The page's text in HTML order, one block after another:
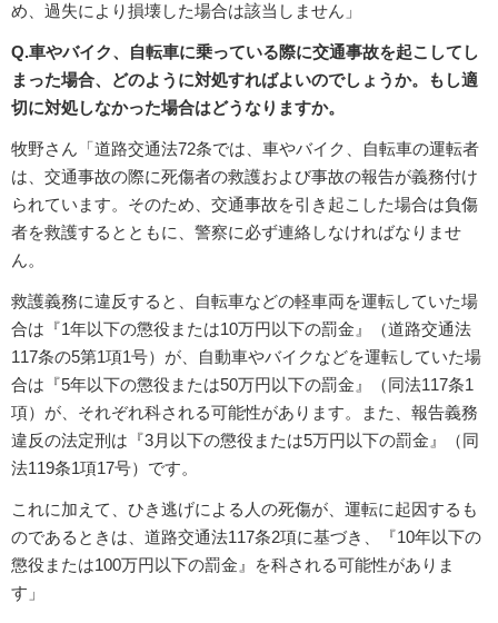
め、過失により損壊した場合は該当しません」
Q.車やバイク、自転車に乗っている際に交通事故を起こしてし
まった場合、どのように対処すればよいのでしょうか。もし適
切に対処しなかった場合はどうなりますか。
牧野さん「道路交通法72条では、車やバイク、自転車の運転者
は、交通事故の際に死傷者の救護および事故の報告が義務付け
られています。そのため、交通事故を引き起こした場合は負傷
者を救護するとともに、警察に必ず連絡しなければなりませ
ん。
救護義務に違反すると、自転車などの軽車両を運転していた場
合は『1年以下の懲役または10万円以下の罰金』（道路交通法
117条の5第1項1号）が、自動車やバイクなどを運転していた場
合は『5年以下の懲役または50万円以下の罰金』（同法117条1
項）が、それぞれ科される可能性があります。また、報告義務
違反の法定刑は『3月以下の懲役または5万円以下の罰金』（同
法119条1項17号）です。
これに加えて、ひき逃げによる人の死傷が、運転に起因するも
のであるときは、道路交通法117条2項に基づき、『10年以下の
懲役または100万円以下の罰金』を科される可能性がありま
す」